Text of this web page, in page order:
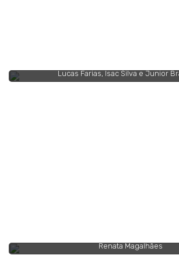
Lucas Farias, Isac Silva e Junior
Renata Magalhães